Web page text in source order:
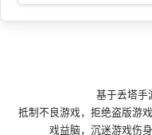
基于丢塔手
抵制不良游戏，拒绝盗版游
戏益脑，沉迷游戏伤